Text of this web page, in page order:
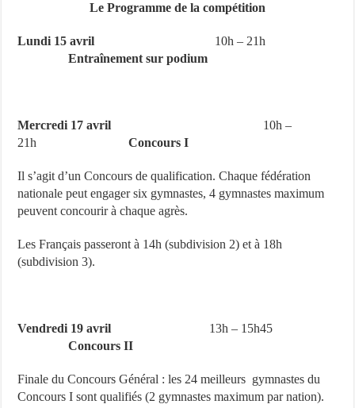
Le Programme de la compétition
Lundi 15 avril 10h – 21h
Entraînement sur podium
Mercredi 17 avril 10h –
21hConcours I
Il s’agit d’un Concours de qualification. Chaque fédération
nationale peut engager six gymnastes, 4 gymnastes maximum
peuvent concourir à chaque agrès.
Les Français passeront à 14h (subdivision 2) et à 18h
(subdivision 3).
Vendredi 19 avril 13h – 15h45
Concours II
Finale du Concours Général : les 24 meilleurs gymnastes du
Concours I sont qualifiés (2 gymnastes maximum par nation).